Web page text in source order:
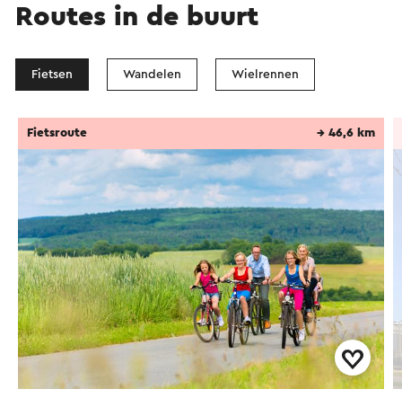
Routes in de buurt
Fietsen Wandelen Wielrennen
Fietsroute → 46,6 km